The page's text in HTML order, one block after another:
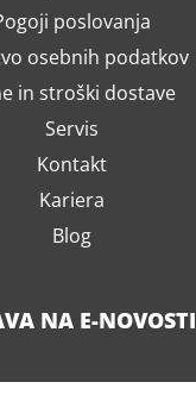
poslovanja
osebnih podatkov
in stroški dostave
Servis
Kontakt
Kariera
Blog
NA E-NOVOSTI